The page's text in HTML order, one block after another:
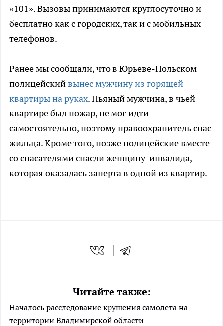
«101». Вызовы принимаются круглосуточно и
бесплатно как с городских, так и с мобильных
телефонов.
Ранее мы сообщали, что в Юрьеве-Польском
полицейскийвынес мужчину из горящей
квартиры на руках. Пьяный мужчина, в чьей
квартире был пожар, не мог идти
самостоятельно, поэтому правоохранитель спас
жильца. Кроме того, позже полицейские вместе
со спасателями спасли женщину-инвалида,
которая оказалась заперта в одной из квартир.
Читайте также:
Началось расследование крушения самолета на
территории Владимирской области